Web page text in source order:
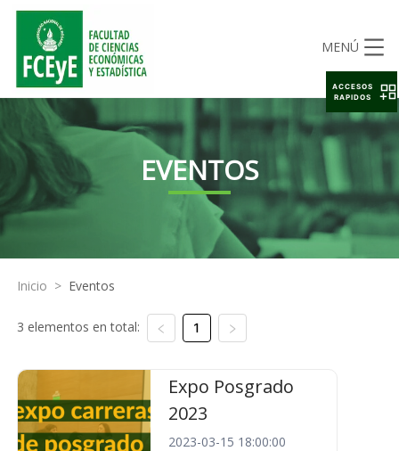
MENÚ
EVENTOS
Inicio > Eventos
3 elementos en total: 1
Expo Posgrado
2023
2023-03-15 18:00:00
ACCESOS
RAPIDOS